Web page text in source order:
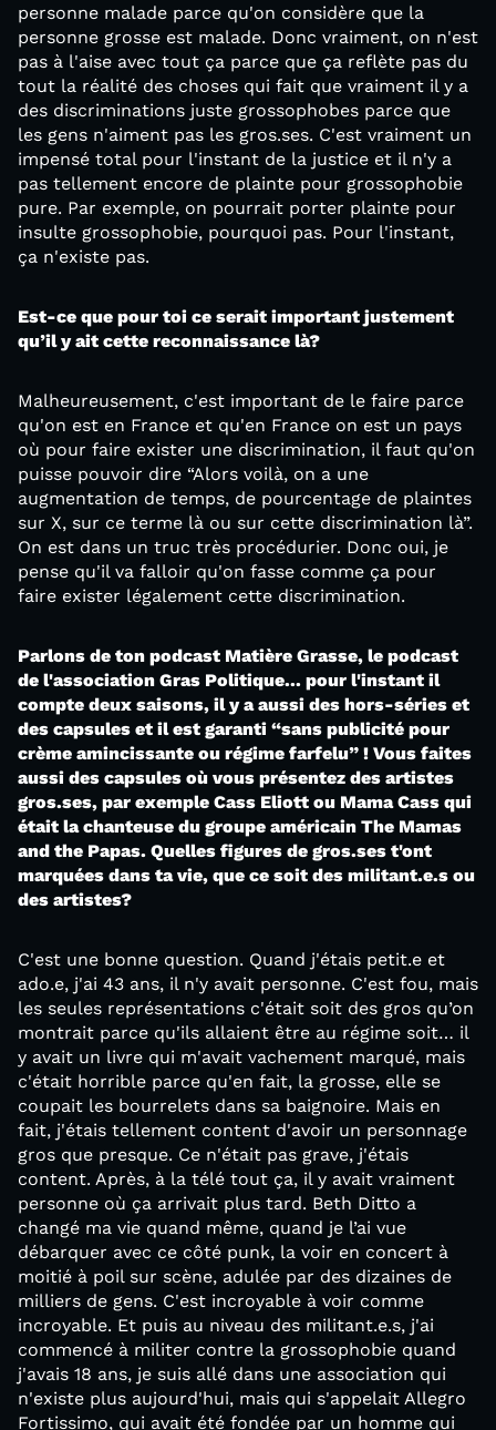
personne malade parce qu'on considère que la
personne grosse est malade. Donc vraiment, on n'est
pas à l'aise avec tout ça parce que ça reflète pas du
tout la réalité des choses qui fait que vraiment il y a
des discriminations juste grossophobes parce que
les gens n'aiment pas les gros.ses. C'est vraiment un
impensé total pour l'instant de la justice et il n'y a
pas tellement encore de plainte pour grossophobie
pure. Par exemple, on pourrait porter plainte pour
insulte grossophobie, pourquoi pas. Pour l'instant,
ça n'existe pas.
Est-ce que pour toi ce serait important justement
qu’il y ait cette reconnaissance là?
Malheureusement, c'est important de le faire parce
qu'on est en France et qu'en France on est un pays
où pour faire exister une discrimination, il faut qu'on
puisse pouvoir dire “Alors voilà, on a une
augmentation de temps, de pourcentage de plaintes
sur X, sur ce terme là ou sur cette discrimination là”.
On est dans un truc très procédurier. Donc oui, je
pense qu'il va falloir qu'on fasse comme ça pour
faire exister légalement cette discrimination.
Parlons de ton podcast Matière Grasse, le podcast
de l'association Gras Politique... pour l'instant il
compte deux saisons, il y a aussi des hors-séries et
des capsules et il est garanti “sans publicité pour
crème amincissante ou régime farfelu” ! Vous faites
aussi des capsules où vous présentez des artistes
gros.ses, par exemple Cass Eliott ou Mama Cass qui
était la chanteuse du groupe américain The Mamas
and the Papas. Quelles figures de gros.ses t'ont
marquées dans ta vie, que ce soit des militant.e.s ou
des artistes?
C'est une bonne question. Quand j'étais petit.e et
ado.e, j'ai 43 ans, il n'y avait personne. C'est fou, mais
les seules représentations c'était soit des gros qu’on
montrait parce qu'ils allaient être au régime soit… il
y avait un livre qui m'avait vachement marqué, mais
c'était horrible parce qu'en fait, la grosse, elle se
coupait les bourrelets dans sa baignoire. Mais en
fait, j'étais tellement content d'avoir un personnage
gros que presque. Ce n'était pas grave, j'étais
content. Après, à la télé tout ça, il y avait vraiment
personne où ça arrivait plus tard. Beth Ditto a
changé ma vie quand même, quand je l’ai vue
débarquer avec ce côté punk, la voir en concert à
moitié à poil sur scène, adulée par des dizaines de
milliers de gens. C'est incroyable à voir comme
incroyable. Et puis au niveau des militant.e.s, j'ai
commencé à militer contre la grossophobie quand
j'avais 18 ans, je suis allé dans une association qui
n'existe plus aujourd'hui, mais qui s'appelait Allegro
Fortissimo, qui avait été fondée par un homme qui